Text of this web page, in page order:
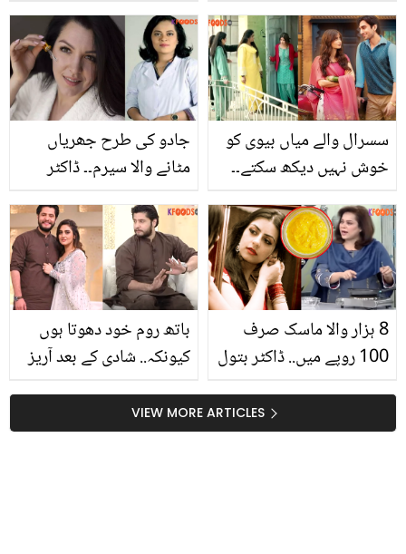
آسان طریقے
کہاں غائب تھے؟ سامنے آ کر
سب کو حقیقت بتا دی
جادو کی طرح جھریاں
مٹانے والا سیرم۔۔ ڈاکٹر
بنانے کا سستا طریقہ جو
پارلر سے آپ کی جان چھڑا
دے گا
سسرال والے میاں بیوی کو
خوش نہیں دیکھ سکتے۔۔
روم؟ ڈرامہ دیکھ کر لوگ
جوائنٹ فیملی سسٹم پر
تنقید کرنے لگے
باتھ روم خود دھوتا ہوں
کیونکہ.. شادی کے بعد آریز
کرنے لگے؟ حبا بخاری کا
انکشاف
8 ہزار والا ماسک صرف
100 روپے میں.. ڈاکٹر بتول
مہنگے فیشل کا کیا توڑ بتا
دیا؟
VIEW MORE ARTICLES